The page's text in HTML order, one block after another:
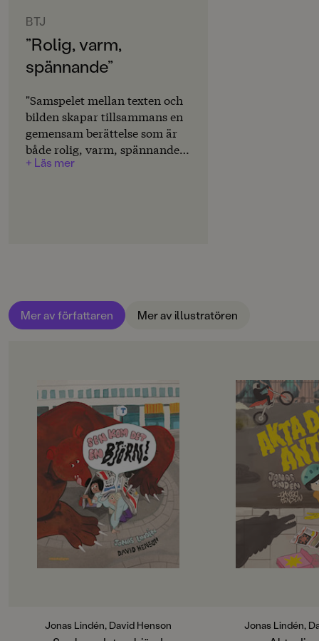
Svenska
SPRÅK
Svenska
PUBLICERINGSDATUM
2026-08-21
INLÄSARE
Isak Löb
Inbunden,,
BTJ
”Rolig, varm,
spännande”
"Samspelet mellan texten och
bilden skapar tillsammans en
gemensam berättelse som är
både rolig, varm, spännande
och med tydlig utgångspunkt
+ Läs mer
Mer av författaren Mer av illustratören
OM BOKEN
Jempa och jag är väl som bästisar
typ. Hennes mamma bor på
Hawaii, och så har hon massor av
häftiga saker. Radiostyrda bilar och
lasersvärd och en egen häst!
Men det passar aldrig att jag får se
alla häftiga saker.
– Det går inte nu, för vi har precis
städat, säger Jempa. Och hästen är
på landet.
Jempa är också helt grym på idéer.
En dag kommer hon på att vi ska
gömma oss, och sen ska vi åka buss!
som Jempa säger är sant?
Jonas Lindén, David Henson
OM BOKEN
”Ett vardagligt
drama” DN
När Ante går till
han försiktigt. Och
pappa hårt i
aldrig, säger
sig för punkare,
influensa. Ja,
akta sig för det
bananer och små
Ante hälsa på hos
på landet. Där
farliga djur, så det
mata hundar och
Jonas Lindén,